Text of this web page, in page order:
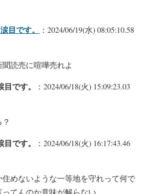
目です。
：2024/06/19(水) 08:05:10.58
読売に喧嘩売れよ
です。
：2024/06/18(火) 15:09:23.03
です。
：2024/06/18(火) 16:17:43.46
めないような一等地を守れって何で
てんのか意味が解らない